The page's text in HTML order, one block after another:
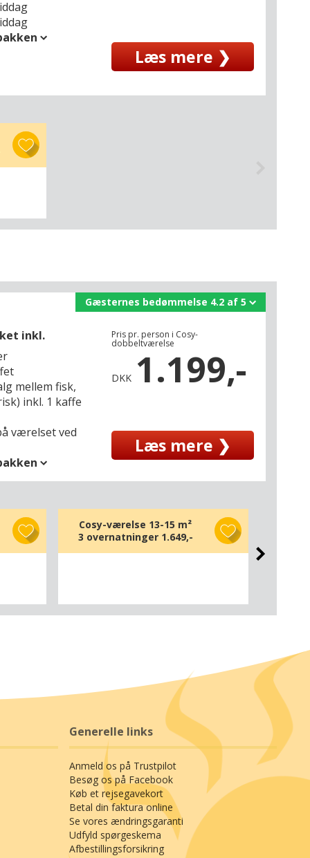
Læs mere ❯
inkl.
mellem fisk,
inkl. 1 kaffe
værelset ved
Pris pr. person i Cosy-
dobbeltværelse
DKK 1.199,-
Læs mere ❯
Gæsternes bedømmelse 4.2 af 5
Cosy-værelse 13-15 m²
3 overnatninger 1.649,-
Generelle links
Anmeld os på Trustpilot
Besøg os på Facebook
Køb et rejsegavekort
Betal din faktura online
Se vores ændringsgaranti
Udfyld spørgeskema
Afbestillingsforsikring